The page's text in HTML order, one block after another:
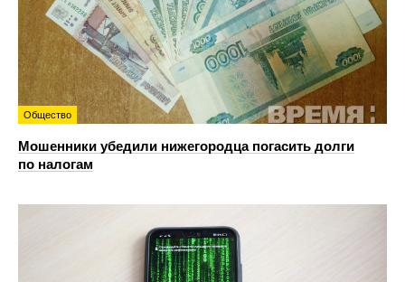
Общество
Мошенники убедили нижегородца погасить долги
по налогам